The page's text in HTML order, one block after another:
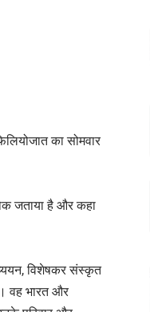
का सोमवार
जताया है और कहा
विशेषकर संस्कृत
वह भारत और